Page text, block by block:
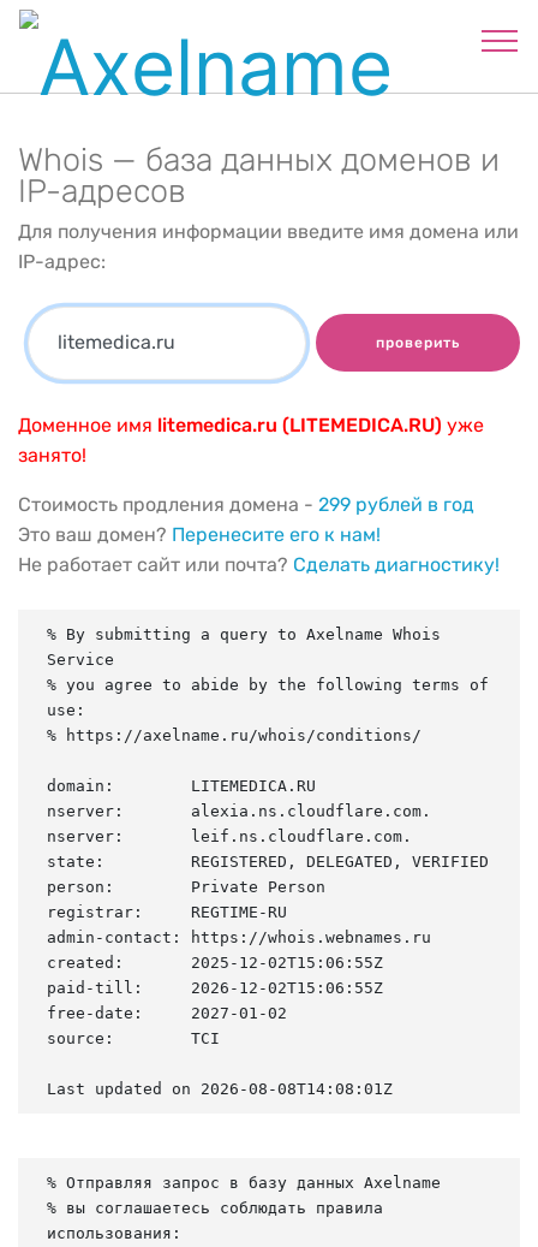
Whois — база данных доменов и
IP-адресов
Для получения информации введите имя домена или
IP-адрес:
проверить
Доменное имя litemedica.ru (LITEMEDICA.RU) уже
занято!
Стоимость продления домена - 299 рублей в год
Это ваш домен? Перенесите его к нам!
Не работает сайт или почта? Сделать диагностику!
% By submitting a query to Axelname Whois
Service
% you agree to abide by the following terms of
use:
% https://axelname.ru/whois/conditions/
domain:        LITEMEDICA.RU
nserver:       alexia.ns.cloudflare.com.
nserver:       leif.ns.cloudflare.com.
state:         REGISTERED, DELEGATED, VERIFIED
person:        Private Person
registrar:     REGTIME-RU
admin-contact: https://whois.webnames.ru
created:       2025-12-02T15:06:55Z
paid-till:     2026-12-02T15:06:55Z
free-date:     2027-01-02
source:        TCI
Last updated on 2026-08-08T14:08:01Z
% Отправляя запрос в базу данных Axelname
% вы соглашаетесь соблюдать правила
использования: